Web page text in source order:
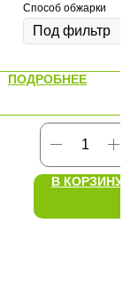
Способ обжарки
ПОДРОБНЕЕ
В КОРЗИНУ